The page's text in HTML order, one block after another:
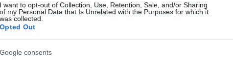
I want to opt-out of Collection, Use, Retention, Sale, and/or Sharing
of my Personal Data that Is Unrelated with the Purposes for which it
was collected.
Opted Out
Google consents